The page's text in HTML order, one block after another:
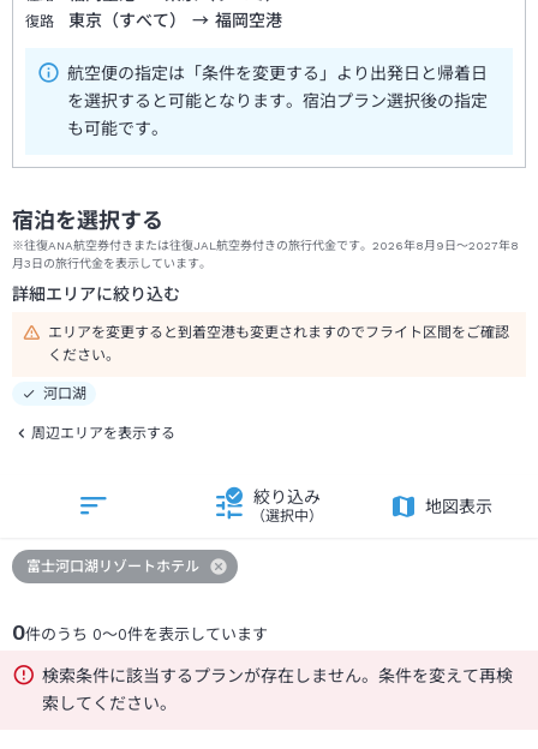
復路 東京（すべて） → 福岡空港
航空便の指定は「条件を変更する」より出発日と帰着日
を選択すると可能となります。宿泊プラン選択後の指定
も可能です。
宿泊を選択する
※往復ANA航空券付きまたは往復JAL航空券付きの旅行代金です。2026年8月9日～2027年8
月3日の旅行代金を表示しています。
詳細エリアに絞り込む
エリアを変更すると到着空港も変更されますのでフライト区間をご確認
ください。
河口湖
周辺エリアを表示する
0件のうち 0～0件を表示しています
絞り込み
（選択中）
地図表示
富士河口湖リゾートホテル
検索条件に該当するプランが存在しません。条件を変えて再検
索してください。